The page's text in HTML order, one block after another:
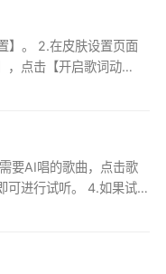
音乐仍在：只需
同步，个人音乐随
版创刊号封面上
置页面